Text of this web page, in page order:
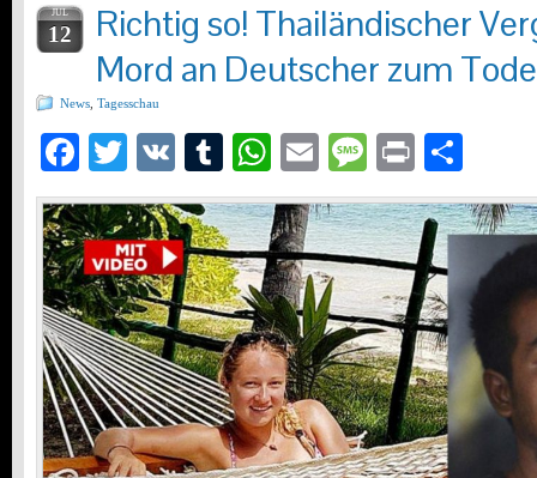
JUL
12
Richtig so! Thailändischer
Mord an Deutscher zum
News Tagesschau
Facebook
Twitter
VK Tumblr
WhatsApp
EmailMessage
Print